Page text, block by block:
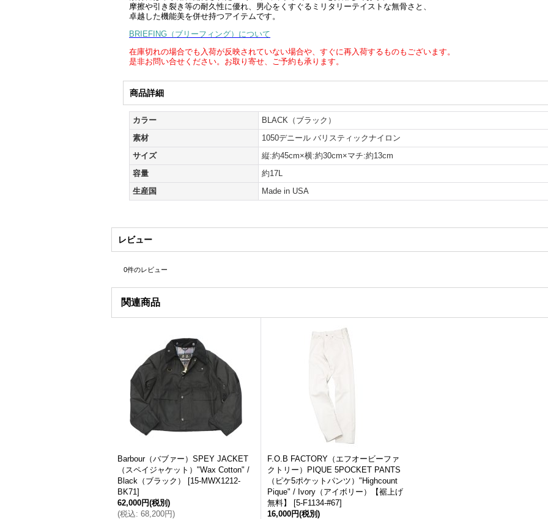
摩擦や引き裂き等の耐久性に優れ、男心をくすぐるミリタリーテイストな無骨さと、
卓越した機能美を併せ持つアイテムです。
BRIEFING（ブリーフィング）について
在庫切れの場合でも入荷が反映されていない場合や、すぐに再入荷するものもございます。
是非お問い合せください。お取り寄せ、ご予約も承ります。
商品詳細
カラー
BLACK（ブラック）
素材
1050デニール バリスティックナイロン
サイズ
縦:約45cm×横:約30cm×マチ:約13cm
容量
約17L
生産国
Made in USA
レビュー
0件のレビュー
関連商品
Barbour（バブァー）SPEY JACKET
（スペイジャケット）"Wax Cotton" /
Black（ブラック）
[15-MWX1212-
BK71]
62,000円(税別)
(税込: 68,200円)
F.O.B FACTORY（エフオービーファ
クトリー）PIQUE 5POCKET PANTS
（ピケ5ポケットパンツ）"Highcount
Pique" / Ivory（アイボリー）【裾上げ
無料】
[5-F1134-#67]
16,000円(税別)